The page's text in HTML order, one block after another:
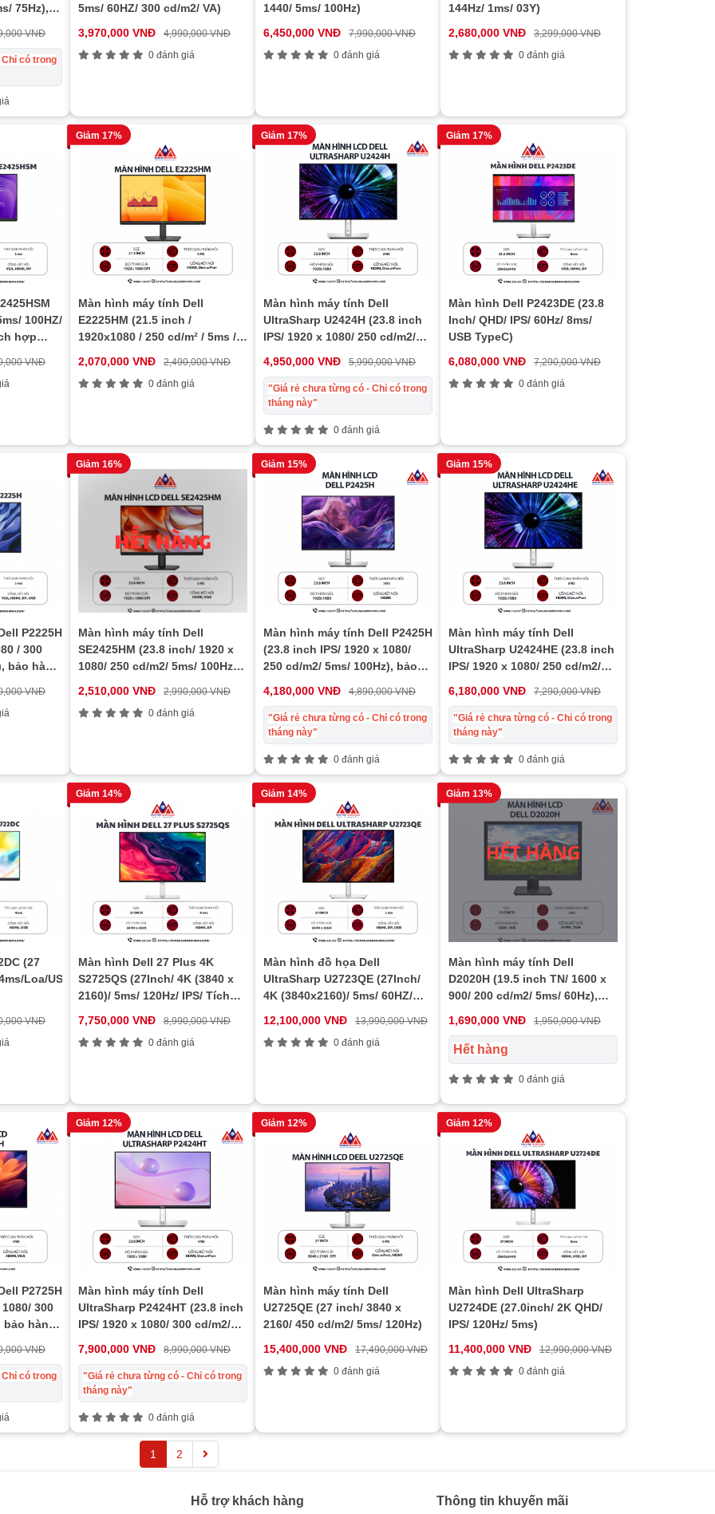
75Hz),
VNĐ
có trong
5ms/ 60HZ/ 300 cd/m2/ VA)
3,970,000 VNĐ
4,990,000 VNĐ
0 đánh giá
1440/ 5ms/ 100Hz)
6,450,000 VNĐ
7,990,000 VNĐ
0 đánh giá
144Hz/ 1ms/ 03Y)
2,680,000 VNĐ
3,299,000 VNĐ
0 đánh giá
100HZ/
hợp
VNĐ
Giảm 17%
Màn hình máy tính Dell
E2225HM (21.5 inch /
1920x1080 / 250 cd/m² / 5ms /
2,070,000 VNĐ
2,490,000 VNĐ
0 đánh giá
Giảm 17%
Màn hình máy tính Dell
UltraSharp U2424H (23.8 inch
IPS/ 1920 x 1080/ 250 cd/m2/
tháng
4,950,000 VNĐ 5,990,000 VNĐ
"Giá rẻ chưa từng có - Chỉ có trong
tháng này"
0 đánh giá
Giảm 17%
Màn hình Dell P2423DE (23.8
Inch/ QHD/ IPS/ 60Hz/ 8ms/
USB TypeC)
6,080,000 VNĐ
7,290,000 VNĐ
0 đánh giá
P2225H
/ 300
bảo hành
VNĐ
Giảm 16%
Màn hình máy tính Dell
SE2425HM (23.8 inch/ 1920 x
1080/ 250 cd/m2/ 5ms/ 100Hz),
2,510,000 VNĐ
2,990,000 VNĐ
0 đánh giá
Giảm 15%
Màn hình máy tính Dell P2425H
(23.8 inch IPS/ 1920 x 1080/
250 cd/m2/ 5ms/ 100Hz), bảo
4,180,000 VNĐ 4,890,000 VNĐ
"Giá rẻ chưa từng có - Chỉ có trong
tháng này"
0 đánh giá
Giảm 15%
Màn hình máy tính Dell
UltraSharp U2424HE (23.8 inch
IPS/ 1920 x 1080/ 250 cd/m2/
tháng
6,180,000 VNĐ 7,290,000 VNĐ
"Giá rẻ chưa từng có - Chỉ có trong
tháng này"
0 đánh giá
(27
Loa/USB-
VNĐ
Giảm 14%
Màn hình Dell 27 Plus 4K
S2725QS (27Inch/ 4K (3840 x
2160)/ 5ms/ 120Hz/ IPS/ Tích
7,750,000 VNĐ
8,990,000 VNĐ
0 đánh giá
Giảm 14%
Màn hình đồ họa Dell
UltraSharp U2723QE (27Inch/
4K (3840x2160)/ 5ms/ 60HZ/
12,100,000 VNĐ
13,990,000 VNĐ
0 đánh giá
Giảm 13%
Màn hình máy tính Dell
D2020H (19.5 inch TN/ 1600 x
900/ 200 cd/m2/ 5ms/ 60Hz),
1,690,000 VNĐ 1,950,000 VNĐ
Hết hàng
0 đánh giá
P2725H
300
bảo hành
VNĐ
có trong
Giảm 12%
Màn hình máy tính Dell
UltraSharp P2424HT (23.8 inch
IPS/ 1920 x 1080/ 300 cd/m2/
7,900,000 VNĐ 8,990,000 VNĐ
"Giá rẻ chưa từng có - Chỉ có trong
tháng này"
0 đánh giá
Giảm 12%
Màn hình máy tính Dell
U2725QE (27 inch/ 3840 x
2160/ 450 cd/m2/ 5ms/ 120Hz)
15,400,000 VNĐ
17,490,000 VNĐ
0 đánh giá
Giảm 12%
Màn hình Dell UltraSharp
U2724DE (27.0inch/ 2K QHD/
IPS/ 120Hz/ 5ms)
11,400,000 VNĐ
12,990,000 VNĐ
0 đánh giá
1 2
Hỗ trợ khách hàng Thông tin khuyến mãi